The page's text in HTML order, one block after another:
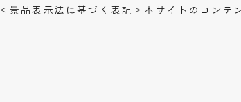
＜景品表示法に基づく表記＞本サイトのコンテ